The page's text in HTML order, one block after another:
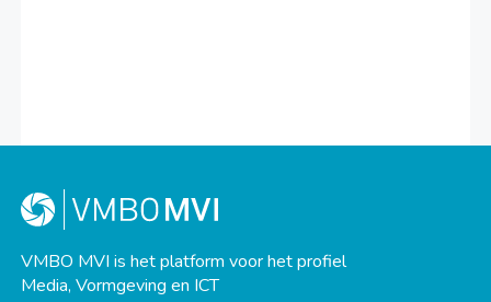
VMBO MVI is het platform voor het profiel
Media, Vormgeving en ICT